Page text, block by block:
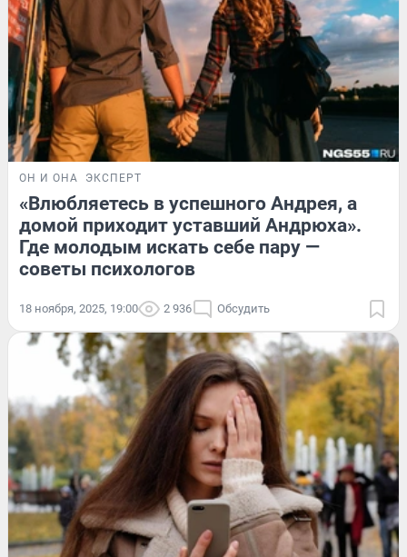
ОН И ОНА ЭКСПЕРТ
«Влюбляетесь в успешного Андрея, а
домой приходит уставший Андрюха».
Где молодым искать себе пару —
советы психологов
18 ноября, 2025, 19:00 2 936 Обсудить